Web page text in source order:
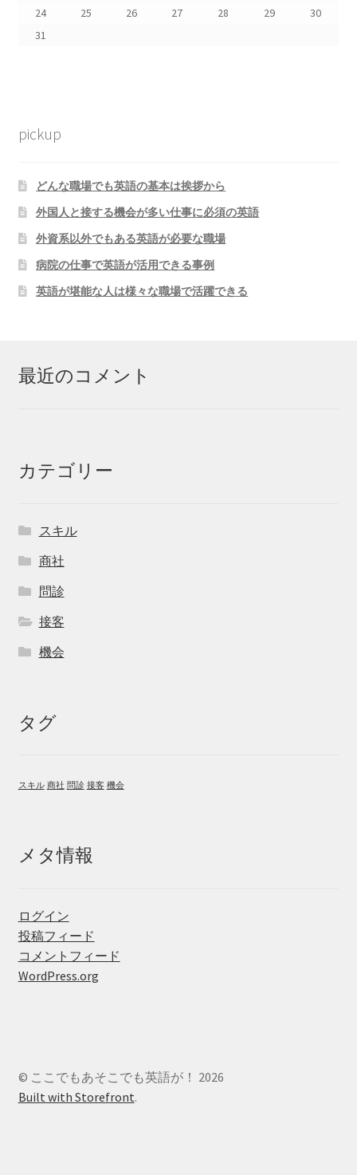
24
25 26 27 28 29
30
31
pickup
どんな職場でも英語の基本は挨拶から
外国人と接する機会が多い仕事に必須の英語
外資系以外でもある英語が必要な職場
病院の仕事で英語が活用できる事例
英語が堪能な人は様々な職場で活躍できる
最近のコメント
カテゴリー
スキル
商社
問診
接客
機会
タグ
スキル 商社 問診 接客 機会
メタ情報
ログイン
投稿フィード
コメントフィード
WordPress.org
© ここでもあそこでも英語が！ 2026
Built with Storefront.